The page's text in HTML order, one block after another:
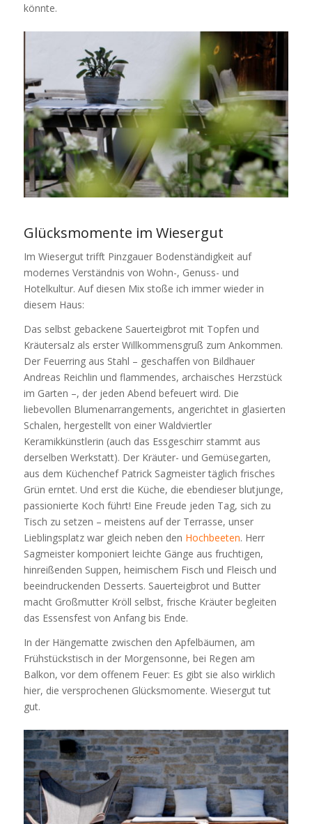
könnte.
Glücksmomente im Wiesergut
Im Wiesergut trifft Pinzgauer Bodenständigkeit auf
modernes Verständnis von Wohn-, Genuss- und
Hotelkultur. Auf diesen Mix stoße ich immer wieder in
diesem Haus:
Das selbst gebackene Sauerteigbrot mit Topfen und
Kräutersalz als erster Willkommensgruß zum Ankommen.
Der Feuerring aus Stahl – geschaffen von Bildhauer
Andreas Reichlin und flammendes, archaisches Herzstück
im Garten –, der jeden Abend befeuert wird. Die
liebevollen Blumenarrangements, angerichtet in glasierten
Schalen, hergestellt von einer Waldviertler
Keramikkünstlerin (auch das Essgeschirr stammt aus
derselben Werkstatt). Der Kräuter- und Gemüsegarten,
aus dem Küchenchef Patrick Sagmeister täglich frisches
Grün erntet. Und erst die Küche, die ebendieser blutjunge,
passionierte Koch führt! Eine Freude jeden Tag, sich zu
Tisch zu setzen – meistens auf der Terrasse, unser
Lieblingsplatz war gleich neben den Hochbeeten. Herr
Sagmeister komponiert leichte Gänge aus fruchtigen,
hinreißenden Suppen, heimischem Fisch und Fleisch und
beeindruckenden Desserts. Sauerteigbrot und Butter
macht Großmutter Kröll selbst, frische Kräuter begleiten
das Essensfest von Anfang bis Ende.
In der Hängematte zwischen den Apfelbäumen, am
Frühstückstisch in der Morgensonne, bei Regen am
Balkon, vor dem offenem Feuer: Es gibt sie also wirklich
hier, die versprochenen Glücksmomente. Wiesergut tut
gut.